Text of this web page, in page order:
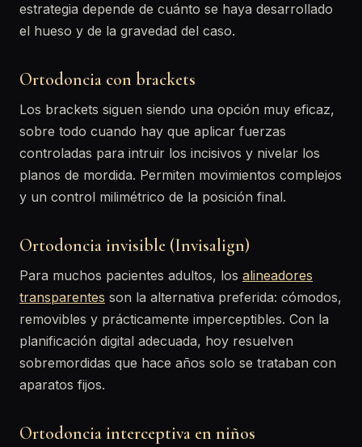
estrategia depende de cuánto se haya desarrollado
el hueso y de la gravedad del caso.
Ortodoncia con brackets
Los brackets siguen siendo una opción muy eficaz,
sobre todo cuando hay que aplicar fuerzas
controladas para intruir los incisivos y nivelar los
planos de mordida. Permiten movimientos complejos
y un control milimétrico de la posición final.
Ortodoncia invisible (Invisalign)
Para muchos pacientes adultos, los alineadores
transparentes son la alternativa preferida: cómodos,
removibles y prácticamente imperceptibles. Con la
planificación digital adecuada, hoy resuelven
sobremordidas que hace años solo se trataban con
aparatos fijos.
Ortodoncia interceptiva en niños